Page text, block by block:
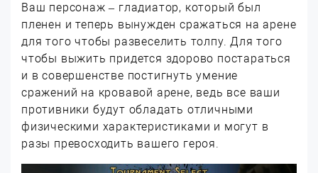
Ваш персонаж – гладиатор, который был
пленен и теперь вынужден сражаться на арене
для того чтобы развеселить толпу. Для того
чтобы выжить придется здорово постараться
и в совершенстве постигнуть умение
сражений на кровавой арене, ведь все ваши
противники будут обладать отличными
физическими характеристиками и могут в
разы превосходить вашего героя.